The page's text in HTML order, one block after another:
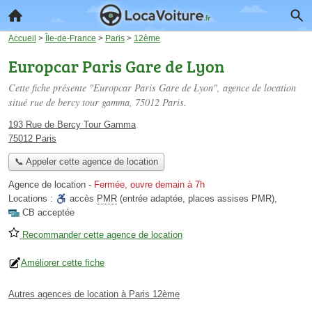
Accueil > Île-de-France > Paris > 12ème
Europcar Paris Gare de Lyon
Cette fiche présente "Europcar Paris Gare de Lyon", agence de location
situé rue de bercy tour gamma, 75012 Paris.
193 Rue de Bercy Tour Gamma
75012 Paris
📞 Appeler cette agence de location
Agence de location - Fermée, ouvre demain à 7h
Locations :
accès PMR (entrée adaptée, places assises PMR),
CB acceptée
Recommander cette agence de location
Améliorer cette fiche
Autres agences de location à Paris 12ème